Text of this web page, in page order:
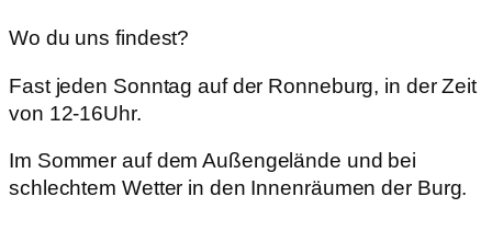
Wo du uns findest?
Fast jeden Sonntag auf der Ronneburg, in der Zeit
von 12-16Uhr.
Im Sommer auf dem Außengelände und bei
schlechtem Wetter in den Innenräumen der Burg.